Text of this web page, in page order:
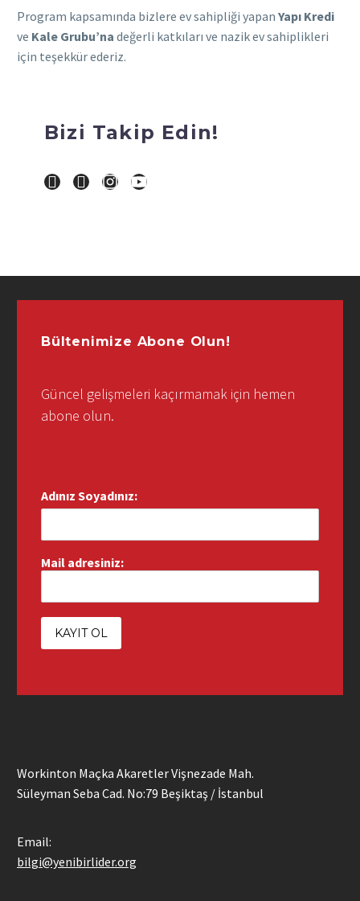
Program kapsamında bizlere ev sahipliği yapan Yapı Kredi
ve Kale Grubu’na değerli katkıları ve nazik ev sahiplikleri
için teşekkür ederiz.
Bizi Takip Edin!
Workinton Maçka Akaretler Vişnezade Mah.
Süleyman Seba Cad. No:79 Beşiktaş / İstanbul
Email:
bilgi@yenibirlider.org
Bültenimize Abone Olun!
Güncel gelişmeleri kaçırmamak için hemen
abone olun.
Adınız Soyadınız:
Mail adresiniz: